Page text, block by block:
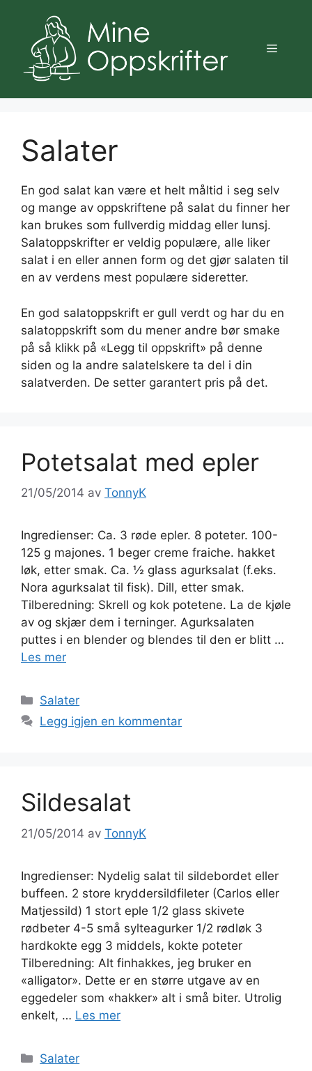
innhold
Meny
Salater
En god salat kan være et helt måltid i seg selv
og mange av oppskriftene på salat du finner her
kan brukes som fullverdig middag eller lunsj.
Salatoppskrifter er veldig populære, alle liker
salat i en eller annen form og det gjør salaten til
en av verdens mest populære sideretter.
En god salatoppskrift er gull verdt og har du en
salatoppskrift som du mener andre bør smake
på så klikk på «Legg til oppskrift» på denne
siden og la andre salatelskere ta del i din
salatverden. De setter garantert pris på det.
Potetsalat med epler
21/05/2014 av TonnyK
Ingredienser: Ca. 3 røde epler. 8 poteter. 100-
125 g majones. 1 beger creme fraiche. hakket
løk, etter smak. Ca. ½ glass agurksalat (f.eks.
Nora agurksalat til fisk). Dill, etter smak.
Tilberedning: Skrell og kok potetene. La de kjøle
av og skjær dem i terninger. Agurksalaten
puttes i en blender og blendes til den er blitt …
Les mer
Kategorier
Salater
Legg igjen en kommentar
Sildesalat
21/05/2014 av TonnyK
Ingredienser: Nydelig salat til sildebordet eller
buffeen. 2 store kryddersildfileter (Carlos eller
Matjessild) 1 stort eple 1/2 glass skivete
rødbeter 4-5 små sylteagurker 1/2 rødløk 3
hardkokte egg 3 middels, kokte poteter
Tilberedning: Alt finhakkes, jeg bruker en
«alligator». Dette er en større utgave av en
eggedeler som «hakker» alt i små biter. Utrolig
enkelt, … Les mer
Kategorier
Salater